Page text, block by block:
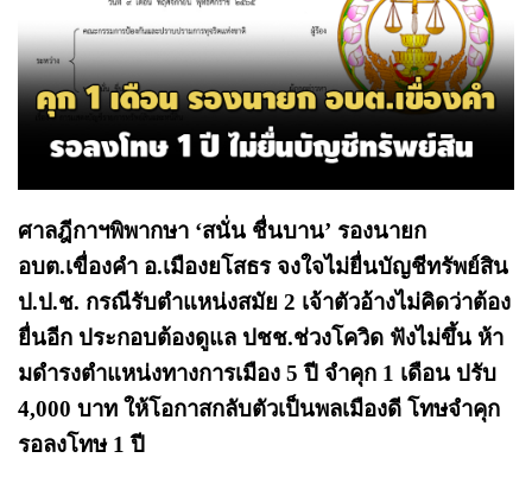
ศาลฎีกาฯพิพากษา ‘สนั่น ชื่นบาน’ รองนายก
อบต.เขื่องคํา อ.เมืองยโสธร จงใจไม่ยื่นบัญชีทรัพย์สิน
ป.ป.ช. กรณีรับตำแหน่งสมัย 2 เจ้าตัวอ้างไม่คิดว่าต้อง
ยื่นอีก ประกอบต้องดูแล ปชช.ช่วงโควิด ฟังไม่ขึ้น ห้า
มดํารงตําแหน่งทางการเมือง 5 ปี จําคุก 1 เดือน ปรับ
4,000 บาท ให้โอกาสกลับตัวเป็นพลเมืองดี โทษจําคุก
รอลงโทษ 1 ปี